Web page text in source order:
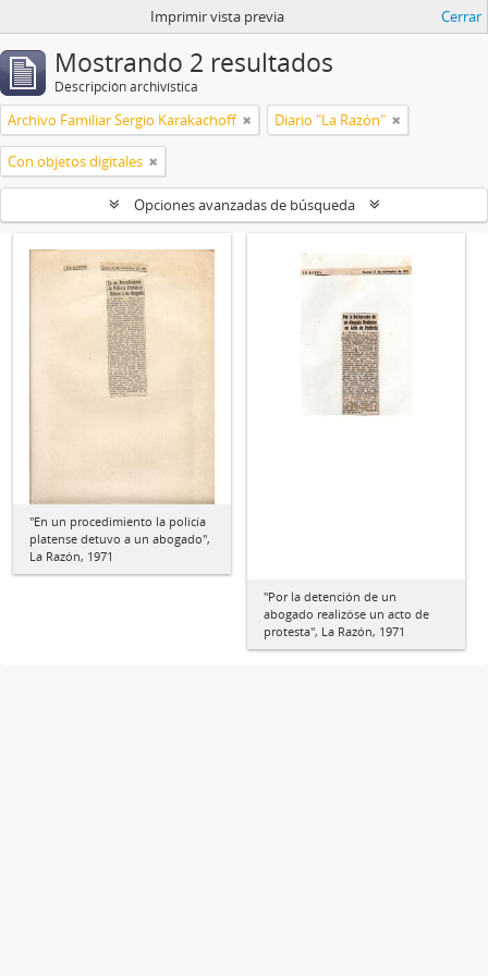
Imprimir vista previa Cerrar
Mostrando 2 resultados
Descripción archivística
Archivo Familiar Sergio Karakachoff Diario "La Razón"
Con objetos digitales
Opciones avanzadas de búsqueda
"En un procedimiento la policía
platense detuvo a un abogado",
La Razón, 1971
"Por la detención de un
abogado realizóse un acto de
protesta", La Razón, 1971